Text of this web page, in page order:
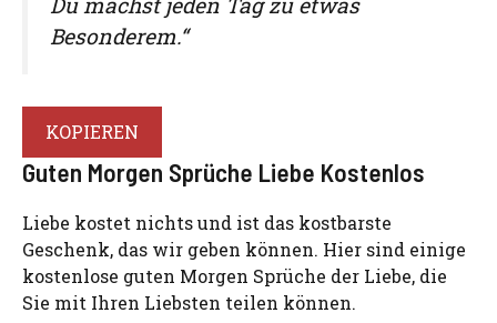
Besonderem.“
KOPIEREN
Guten Morgen Sprüche Liebe Kostenlos
Liebe kostet nichts und ist das kostbarste
Geschenk, das wir geben können. Hier sind einige
kostenlose guten Morgen Sprüche der Liebe, die
Sie mit Ihren Liebsten teilen können.